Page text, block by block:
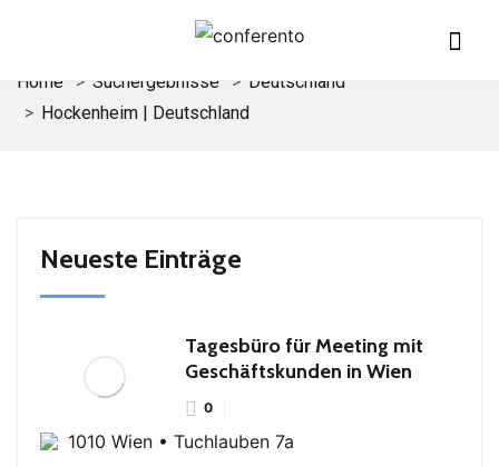
Home Suchergebnisse
Deutschland
Hockenheim | Deutschland
Neueste Einträge
Tagesbüro für Meeting mit
Geschäftskunden in Wien
0
1010 Wien • Tuchlauben 7a